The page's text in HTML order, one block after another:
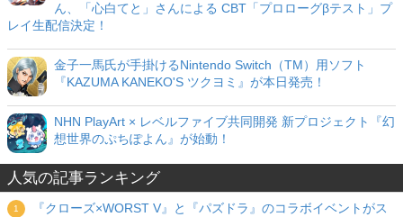
ん、「心白てと」さんによる CBT「プロローグβテスト」プ
レイ生配信決定！
金子一馬氏が手掛けるNintendo Switch（TM）用ソフト
『KAZUMA KANEKO'S ツクヨミ』が本日発売！
NHN PlayArt × レベルファイブ共同開発 新プロジェクト『幻
想世界のぷちぽよん』が始動！
人気の記事ランキング
『クローズ×WORST V』と『パズドラ』のコラボイベントがス